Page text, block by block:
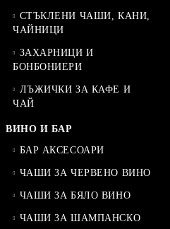
СТЪКЛЕНИ ЧАШИ, КАНИ,
ЧАЙНИЦИ
ЗАХАРНИЦИ И
БОНБОНИЕРИ
ЛЪЖИЧКИ ЗА КАФЕ И
ЧАЙ
ВИНО И БАР
БАР АКСЕСОАРИ
ЧАШИ ЗА ЧЕРВЕНО ВИНО
ЧАШИ ЗА БЯЛО ВИНО
ЧАШИ ЗА ШАМПАНСКО